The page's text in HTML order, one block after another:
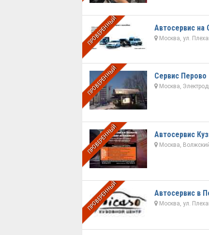
ПРОВЕРЕННЫЙ Автосервис на
Москва, ул.
ПРОВЕРЕННЫЙ Сервис Перово
Москва,
ПРОВЕРЕННЫЙ Автосервис
Москва,
ПРОВЕРЕННЫЙ Автосервис в
Москва, ул.